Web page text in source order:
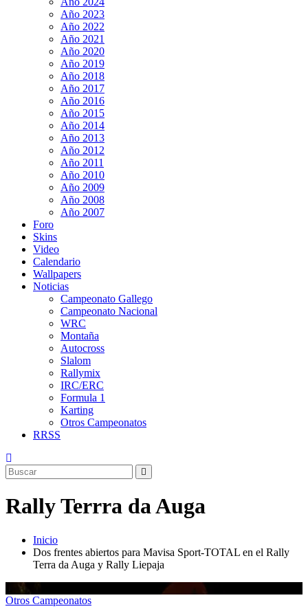
Año 2023
Año 2022
Año 2021
Año 2020
Año 2019
Año 2018
Año 2017
Año 2016
Año 2015
Año 2014
Año 2013
Año 2012
Año 2011
Año 2010
Año 2009
Año 2008
Año 2007
Foro
Skins
Video
Calendario
Wallpapers
Noticias
Campeonato Gallego
Campeonato Nacional
WRC
Montaña
Autocross
Slalom
Rallymix
IRC/ERC
Formula 1
Karting
Otros Campeonatos
RRSS
Rally Terrra da Auga
Inicio
Dos frentes abiertos para Mavisa Sport-TOTAL en el Rally
Terra da Auga y Rally Liepaja
Otros Campeonatos